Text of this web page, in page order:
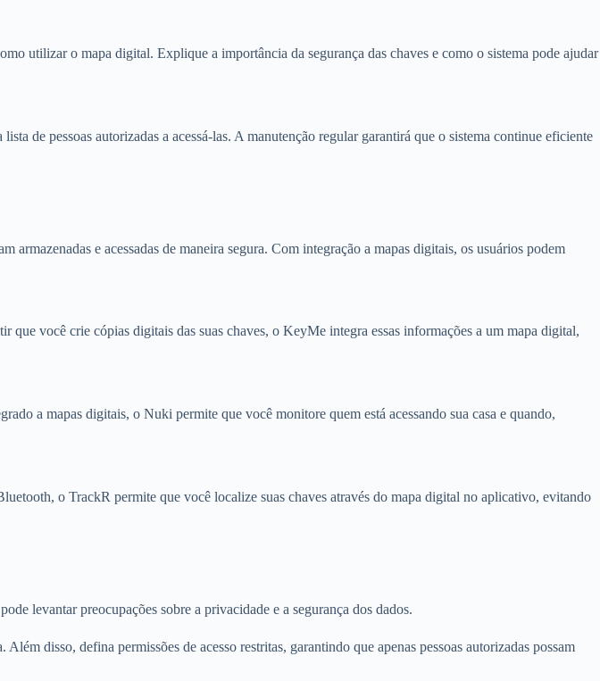
utilizar o mapa digital. Explique a importância da segurança das chaves e como o sistema pode ajudar
de pessoas autorizadas a acessá-las. A manutenção regular garantirá que o sistema continue eficiente
e acessadas de maneira segura. Com integração a mapas digitais, os usuários podem
você crie cópias digitais das suas chaves, o KeyMe integra essas informações a um mapa digital,
a mapas digitais, o Nuki permite que você monitore quem está acessando sua casa e quando,
o TrackR permite que você localize suas chaves através do mapa digital no aplicativo, evitando
levantar preocupações sobre a privacidade e a segurança dos dados.
disso, defina permissões de acesso restritas, garantindo que apenas pessoas autorizadas possam